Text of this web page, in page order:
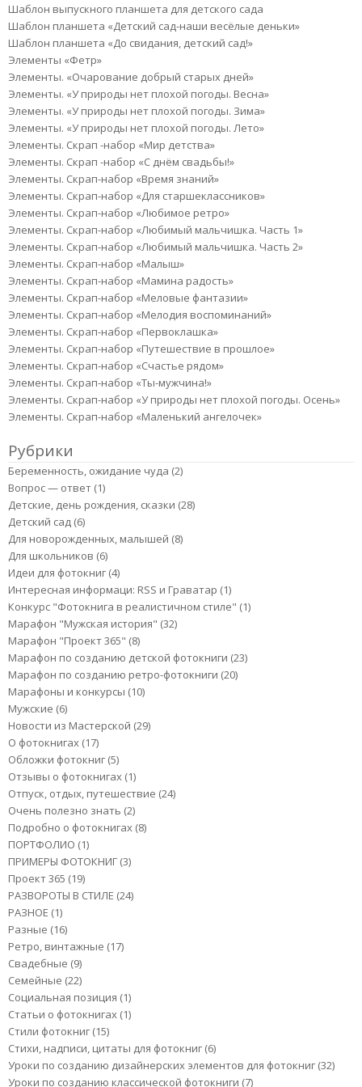
Шаблон выпускного планшета для детского сада
Шаблон планшета «Детский сад-наши весёлые деньки»
Шаблон планшета «До свидания, детский сад!»
Элементы «Фетр»
Элементы. «Очарование добрый старых дней»
Элементы. «У природы нет плохой погоды. Весна»
Элементы. «У природы нет плохой погоды. Зима»
Элементы. «У природы нет плохой погоды. Лето»
Элементы. Скрап -набор «Мир детства»
Элементы. Скрап -набор «С днём свадьбы!»
Элементы. Скрап-набор «Время знаний»
Элементы. Скрап-набор «Для старшеклассников»
Элементы. Скрап-набор «Любимое ретро»
Элементы. Скрап-набор «Любимый мальчишка. Часть 1»
Элементы. Скрап-набор «Любимый мальчишка. Часть 2»
Элементы. Скрап-набор «Малыш»
Элементы. Скрап-набор «Мамина радость»
Элементы. Скрап-набор «Меловые фантазии»
Элементы. Скрап-набор «Мелодия воспоминаний»
Элементы. Скрап-набор «Первоклашка»
Элементы. Скрап-набор «Путешествие в прошлое»
Элементы. Скрап-набор «Счастье рядом»
Элементы. Скрап-набор «Ты-мужчина!»
Элементы. Скрап-набор «У природы нет плохой погоды. Осень»
Элементы. Скрап-набор «Маленький ангелочек»
Рубрики
Беременность, ожидание чуда (2)
Вопрос — ответ (1)
Детские, день рождения, сказки (28)
Детский сад (6)
Для новорожденных, малышей (8)
Для школьников (6)
Идеи для фотокниг (4)
Интересная информаци: RSS и Граватар (1)
Конкурс "Фотокнига в реалистичном стиле" (1)
Марафон "Мужская история" (32)
Марафон "Проект 365" (8)
Марафон по созданию детской фотокниги (23)
Марафон по созданию ретро-фотокниги (20)
Марафоны и конкурсы (10)
Мужские (6)
Новости из Мастерской (29)
О фотокнигах (17)
Обложки фотокниг (5)
Отзывы о фотокнигах (1)
Отпуск, отдых, путешествие (24)
Очень полезно знать (2)
Подробно о фотокнигах (8)
ПОРТФОЛИО (1)
ПРИМЕРЫ ФОТОКНИГ (3)
Проект 365 (19)
РАЗВОРОТЫ В СТИЛЕ (24)
РАЗНОЕ (1)
Разные (16)
Ретро, винтажные (17)
Свадебные (9)
Семейные (22)
Социальная позиция (1)
Статьи о фотокнигах (1)
Стили фотокниг (15)
Стихи, надписи, цитаты для фотокниг (6)
Уроки по созданию дизайнерских элементов для фотокниг (32)
Уроки по созданию классической фотокниги (7)